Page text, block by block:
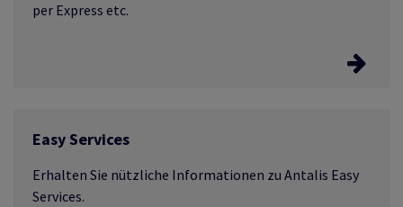
per Express etc.
Erfahren Sie mehr zum Service
Easy Services
Erhalten Sie nützliche Informationen zu Antalis Easy
Services.